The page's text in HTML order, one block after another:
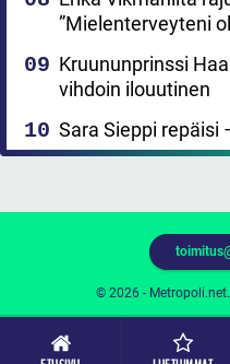
”Mielenterveyteni
Kruununprinssi
vihdoin ilouutinen
Sara Sieppi repäisi
© 2026 -